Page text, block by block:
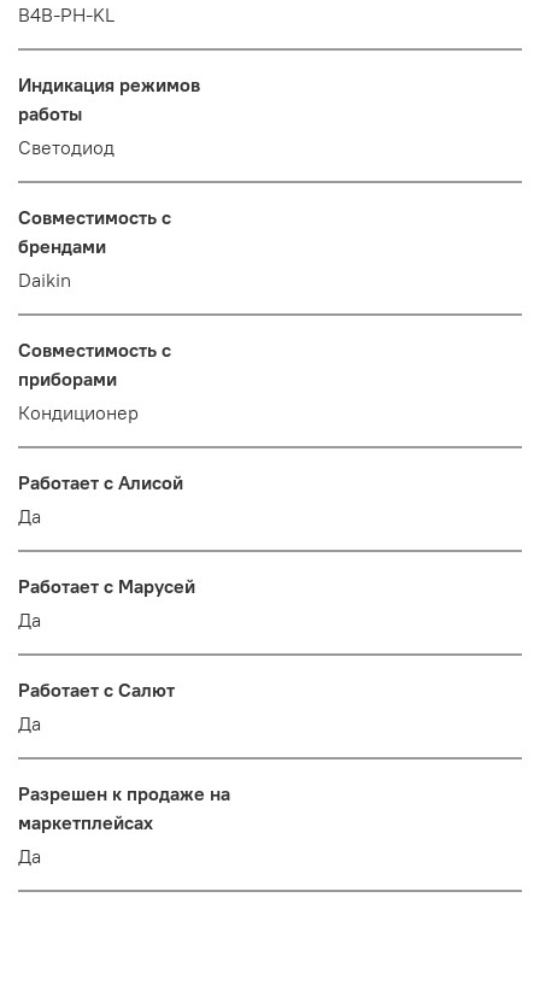
B4B-PH-KL
Индикация режимов
работы
Светодиод
Совместимость с
брендами
Daikin
Совместимость с
приборами
Кондиционер
Работает с Алисой
Да
Работает с Марусей
Да
Работает с Салют
Да
Разрешен к продаже на
маркетплейсах
Да